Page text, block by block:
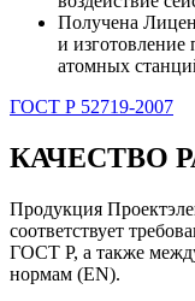
Получена
и изготовление
атомных
ГОСТ Р 52719-2007
КАЧЕСТВО
Продукция
соответствует
ГОСТ Р, а также
нормам (EN).